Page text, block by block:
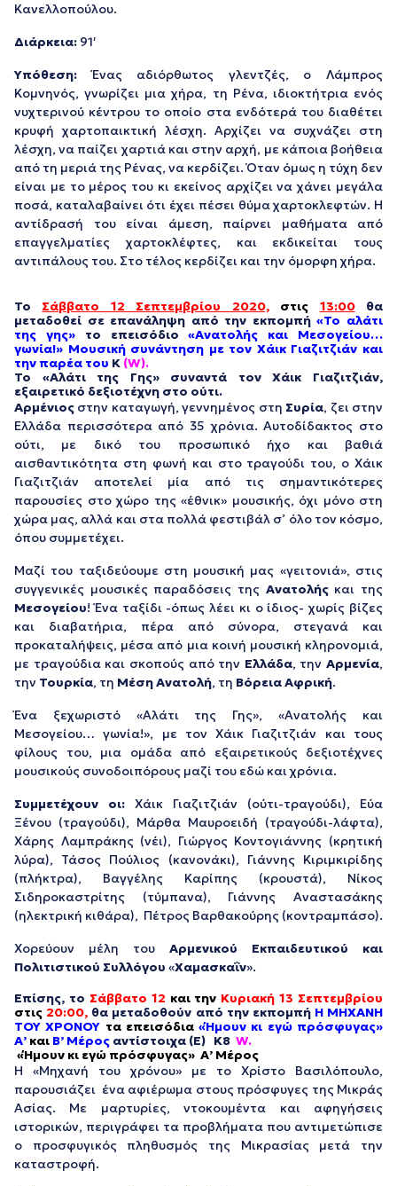
Κανελλοπούλου.
Διάρκεια: 91′
Υπόθεση: Ένας αδιόρθωτος γλεντζές, ο Λάμπρος
Κομνηνός, γνωρίζει μια χήρα, τη Ρένα, ιδιοκτήτρια ενός
νυχτερινού κέντρου το οποίο στα ενδότερά του διαθέτει
κρυφή χαρτοπαικτική λέσχη. Αρχίζει να συχνάζει στη
λέσχη, να παίζει χαρτιά και στην αρχή, με κάποια βοήθεια
από τη μεριά της Ρένας, να κερδίζει. Όταν όμως η τύχη δεν
είναι με το μέρος του κι εκείνος αρχίζει να χάνει μεγάλα
ποσά, καταλαβαίνει ότι έχει πέσει θύμα χαρτοκλεφτών. Η
αντίδρασή του είναι άμεση, παίρνει μαθήματα από
επαγγελματίες χαρτοκλέφτες, και εκδικείται τους
αντιπάλους του. Στο τέλος κερδίζει και την όμορφη χήρα.
Το Σάββατο 12 Σεπτεμβρίου 2020,στις 13:00θα
μεταδοθεί σε επανάληψη από την εκπομπή«Το αλάτι
της γης»το επεισόδιο«Ανατολής και Μεσογείου…
γωνία!» Μουσική συνάντηση με τον Χάικ Γιαζιτζιάν και
την παρέα του Κ (W).
Το «Αλάτι της Γης» συναντά τον Χάικ Γιαζιτζιάν,
εξαιρετικό δεξιοτέχνη στο ούτι.
Αρμένιος στην καταγωγή, γεννημένος στη Συρία, ζει στην
Ελλάδα περισσότερα από 35 χρόνια. Αυτοδίδακτος στο
ούτι, με δικό του προσωπικό ήχο και βαθιά
αισθαντικότητα στη φωνή και στο τραγούδι του, ο Χάικ
Γιαζιτζιάν αποτελεί μία από τις σημαντικότερες
παρουσίες στο χώρο της «έθνικ» μουσικής, όχι μόνο στη
χώρα μας, αλλά και στα πολλά φεστιβάλ σ’ όλο τον κόσμο,
όπου συμμετέχει.
Μαζί του ταξιδεύουμε στη μουσική μας «γειτονιά», στις
συγγενικές μουσικές παραδόσεις της Ανατολήςκαι της
Μεσογείου! Ένα ταξίδι -όπως λέει κι ο ίδιος- χωρίς βίζες
και διαβατήρια, πέρα από σύνορα, στεγανά και
προκαταλήψεις, μέσα από μια κοινή μουσική κληρονομιά,
με τραγούδια και σκοπούς από την Ελλάδα, την Αρμενία,
την Τουρκία, τη Μέση Ανατολή, τη Βόρεια Αφρική.
Ένα ξεχωριστό «Αλάτι της Γης», «Ανατολής και
Μεσογείου… γωνία!», με τον Χάικ Γιαζιτζιάν και τους
φίλους του, μια ομάδα από εξαιρετικούς δεξιοτέχνες
μουσικούς συνοδοιπόρους μαζί του εδώ και χρόνια.
Συμμετέχουν οι: Χάικ Γιαζιτζιάν (ούτι-τραγούδι), Εύα
Ξένου (τραγούδι), Μάρθα Μαυροειδή (τραγούδι-λάφτα),
Χάρης Λαμπράκης (νέι), Γιώργος Κοντογιάννης (κρητική
λύρα), Τάσος Πούλιος (κανονάκι), Γιάννης Κιριμκιρίδης
(πλήκτρα), Βαγγέλης Καρίπης (κρουστά), Νίκος
Σιδηροκαστρίτης (τύμπανα), Γιάννης Αναστασάκης
(ηλεκτρική κιθάρα), Πέτρος Βαρθακούρης (κοντραμπάσο).
Χορεύουν μέλη του Αρμενικού Εκπαιδευτικού και
Πολιτιστικού Συλλόγου «Χαμασκαΐν».
Επίσης, το Σάββατο 12 και την Κυριακή 13 Σεπτεμβρίου
στις 20:00, θα μεταδοθούν από την εκπομπή Η ΜΗΧΑΝΗ
ΤΟΥ ΧΡΟΝΟΥ τα επεισόδια«Ήμουν κι εγώ πρόσφυγας»
Α’ και Β’ Μέρος αντίστοιχα (Ε) K8 W.
«Ήμουν κι εγώ πρόσφυγας» Α’ Μέρος
Η «Μηχανή του χρόνου» με το Χρίστο Βασιλόπουλο,
παρουσιάζει ένα αφιέρωμα στους πρόσφυγες της Μικράς
Ασίας. Με μαρτυρίες, ντοκουμέντα και αφηγήσεις
ιστορικών, περιγράφει τα προβλήματα που αντιμετώπισε
ο προσφυγικός πληθυσμός της Μικρασίας μετά την
καταστροφή.